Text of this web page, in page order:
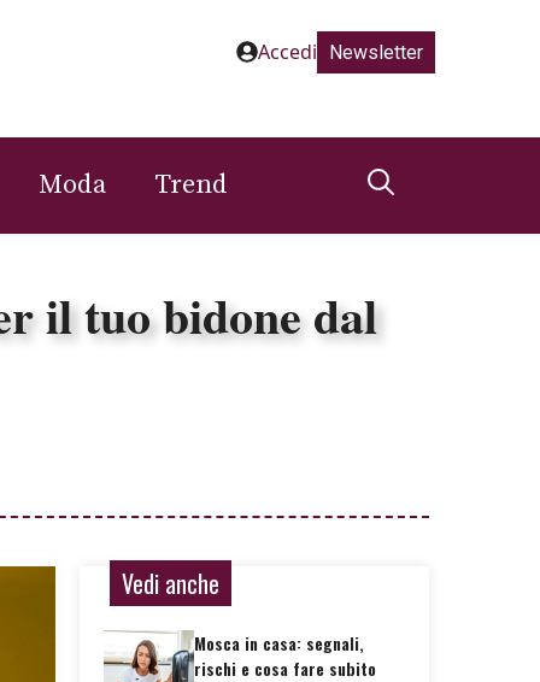
Accedi Newsletter
Moda Trend
il tuo bidone dal
Vedi anche
Mosca in casa: segnali,
rischi e cosa fare subito